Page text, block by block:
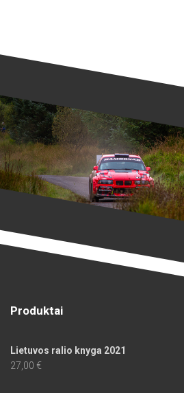
Produktai
Lietuvos ralio knyga 2021
27,00 €